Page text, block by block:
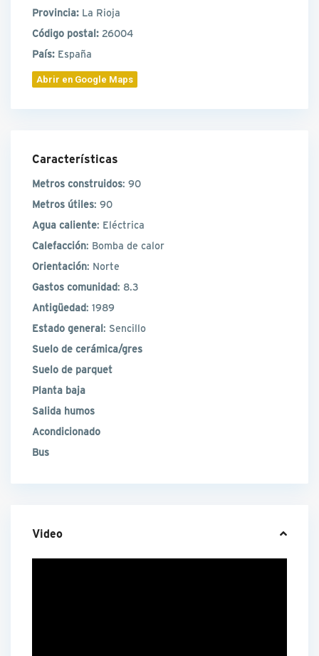
Provincia: La Rioja
Código postal: 26004
País: España
Abrir en Google Maps
Características
Metros construidos: 90
Metros útiles: 90
Agua caliente: Eléctrica
Calefacción: Bomba de calor
Orientación: Norte
Gastos comunidad: 8.3
Antigüedad: 1989
Estado general: Sencillo
Suelo de cerámica/gres
Suelo de parquet
Planta baja
Salida humos
Acondicionado
Bus
Video